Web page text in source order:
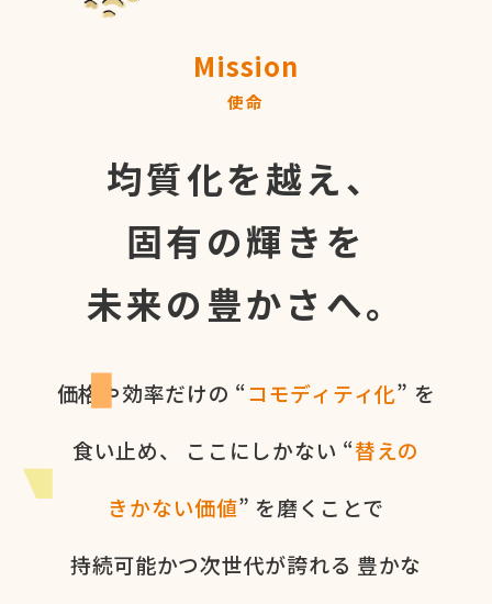
Mission
使命
均質化を越え、
固有の輝きを
未来の豊かさへ。
価格や​効率だけの​ “コモディティ化” を​
食い​止め、
ここに​しかない​ “替えの​
きかない​価値” を​磨く​ことで
持続可能かつ次世代が​誇れる 豊かな​